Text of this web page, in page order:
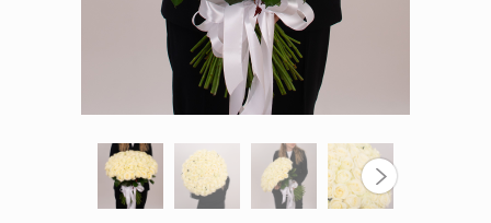
ГРУНТЫ И УДОБРЕНИЯ
ПРЕДМЕТЫ ИНТЕРЬЕРА
МЯГКИЕ ИГРУШКИ